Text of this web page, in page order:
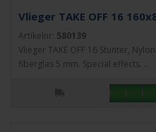
Vlieger TAKE OFF 16
Artikelnr: 580139
Vlieger TAKE OFF 16 Stunter,
fiberglas 5 mm. Special effects. ..